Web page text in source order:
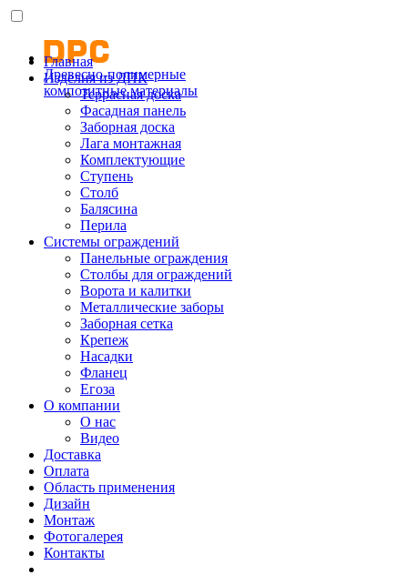
Древесно-полимерные
композитные материалы
Главная
Изделия из ДПК
Террасная доска
Фасадная панель
Заборная доска
Лага монтажная
Комплектующие
Ступень
Столб
Балясина
Перила
Системы ограждений
Панельные ограждения
Столбы для ограждений
Ворота и калитки
Металлические заборы
Заборная сетка
Крепеж
Насадки
Фланец
Егоза
О компании
О нас
Видео
Доставка
Оплата
Область применения
Дизайн
Монтаж
Фотогалерея
Контакты